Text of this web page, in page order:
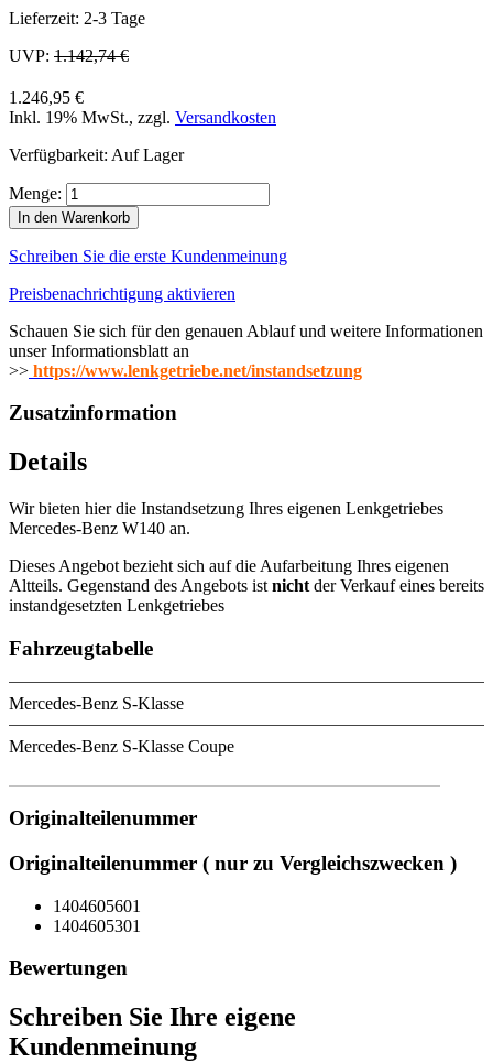
Lieferzeit: 2-3 Tage
UVP: 1.142,74 €
1.246,95 €
Inkl. 19% MwSt., zzgl. Versandkosten
Verfügbarkeit: Auf Lager
Menge:
In den Warenkorb
Schreiben Sie die erste Kundenmeinung
Preisbenachrichtigung aktivieren
Schauen Sie sich für den genauen Ablauf und weitere Informationen
unser Informationsblatt an
>> https://www.lenkgetriebe.net/instandsetzung
Zusatzinformation
Details
Wir bieten hier die Instandsetzung Ihres eigenen Lenkgetriebes
Mercedes-Benz W140 an.
Dieses Angebot bezieht sich auf die Aufarbeitung Ihres eigenen
Altteils. Gegenstand des Angebots ist nicht der Verkauf eines bereits
instandgesetzten Lenkgetriebes
Fahrzeugtabelle
Mercedes-Benz S-Klasse
Mercedes-Benz S-Klasse Coupe
Originalteilenummer
Originalteilenummer ( nur zu Vergleichszwecken )
1404605601
1404605301
Bewertungen
Schreiben Sie Ihre eigene
Kundenmeinung